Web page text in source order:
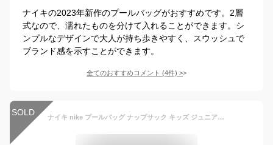
ナイキの2023年新作のプールバッグがおすすめです。2層
式なので、濡れたものを分けて入れることができます。シ
ンプルなデザインで大人が持ち歩きやすく、スウッシュで
ブランド感を示すことができます。
全てのおすすめコメント (4件) >
SOLD ナイキ nike プールバッグ ナップサック キッズ ジュニア メンズ レディース 男の子 女の子 水泳バッグ バック カバン スポーツバッグ ジムバッグ スイミングバッグ おしゃれ 春夏秋冬 ボーイズ ガールズ 大人 子供